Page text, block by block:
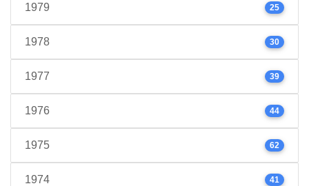
1979 25
1978 30
1977 39
1976 44
1975 62
1974 41